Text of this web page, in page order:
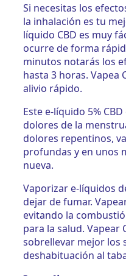
Si necesitas los
la inhalación es tu
líquido CBD es muy
ocurre de forma
minutos notarás los
hasta 3 horas. Vapea
alivio rápido.
Este e-líquido 5%
dolores de la
dolores repentinos,
profundas y en unos
nueva.
Vaporizar e-líquidos
dejar de fumar.
evitando la
para la salud. Vapear
sobrellevar mejor los
deshabituación al